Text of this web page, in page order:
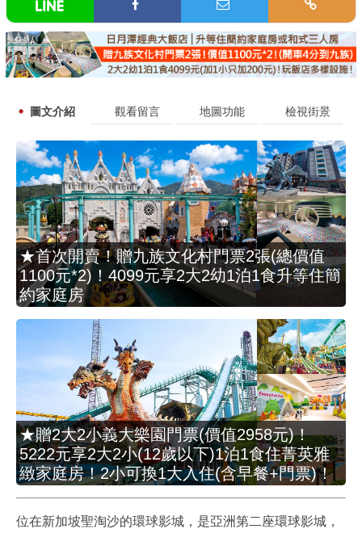
圖文介紹 觀看留言 地圖功能 檢視街景
★首次開賣！贈九族文化村門票2張(總價值
1100元*2)！4099元享2大2幼1泊1食升等住簡
約家庭房
★贈2大2小義大樂園門票(價值2958元)！
5222元享2大2小(12歲以下)1泊1食住菁英雅
緻家庭房！2小可換1大入住(含早餐+門票)！
位在新加坡聖淘沙的環球影城，是亞洲第二座環球影城，